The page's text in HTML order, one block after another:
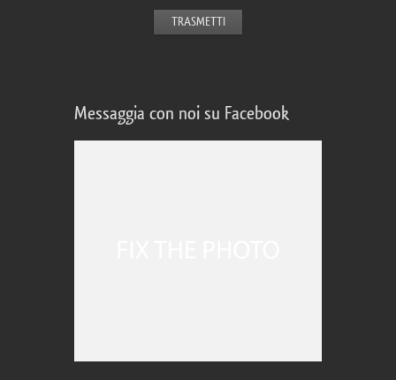
Messaggia con noi su Facebook